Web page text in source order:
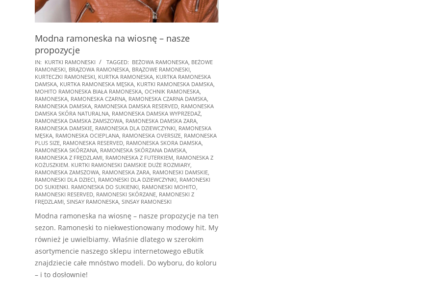
Modna ramoneska na wiosnę – nasze
propozycje
2025-
01-
16
IN: KURTKI RAMONESKI TAGGED: BEŻOWA RAMONESKA, BEŻOWE
RAMONESKI, BRĄZOWA RAMONESKA, BRĄZOWE RAMONESKI,
KURTECZKI RAMONESKI, KURTKA RAMONESKA, KURTKA RAMONESKA
DAMSKA, KURTKA RAMONESKA MĘSKA, KURTKI RAMONESKA DAMSKA,
MOHITO RAMONESKA BIAŁA RAMONESKA, OCHNIK RAMONESKA,
RAMONESKA, RAMONESKA CZARNA, RAMONESKA CZARNA DAMSKA,
RAMONESKA DAMSKA, RAMONESKA DAMSKA RESERVED, RAMONESKA
DAMSKA SKÓRA NATURALNA, RAMONESKA DAMSKA WYPRZEDAŻ,
RAMONESKA DAMSKA ZAMSZOWA, RAMONESKA DAMSKA ZARA,
RAMONESKA DAMSKIE, RAMONESKA DLA DZIEWCZYNKI, RAMONESKA
MĘSKA, RAMONESKA OCIEPLANA, RAMONESKA OVERSIZE, RAMONESKA
PLUS SIZE, RAMONESKA RESERVED, RAMONESKA SKORA DAMSKA,
RAMONESKA SKÓRZANA, RAMONESKA SKÓRZANA DAMSKA,
RAMONESKA Z FRĘDZLAMI, RAMONESKA Z FUTERKIEM, RAMONESKA Z
KOŻUSZKIEM. KURTKI RAMONESKI DAMSKIE DUŻE ROZMIARY,
RAMONESKA ZAMSZOWA, RAMONESKA ZARA, RAMONESKI DAMSKIE,
RAMONESKI DLA DZIECI, RAMONESKI DLA DZIEWCZYNKI, RAMONESKI
DO SUKIENKI. RAMONESKA DO SUKIENKI, RAMONESKI MOHITO,
RAMONESKI RESERVED, RAMONESKI SKÓRZANE, RAMONESKI Z
FRĘDZLAMI, SINSAY RAMONESKA, SINSAY RAMONESKI
Modna ramoneska na wiosnę – nasze propozycje na ten
sezon. Ramoneski to niekwestionowany modowy hit. My
również je uwielbiamy. Właśnie dlatego w szerokim
asortymencie naszego sklepu internetowego eButik
znajdziecie całe mnóstwo modeli. Do wyboru, do koloru
– i to dosłownie!